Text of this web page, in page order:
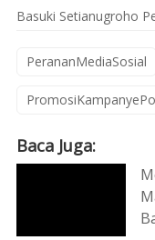
Basuki Setianugroho
PerananMediaSosial
Baca Juga: